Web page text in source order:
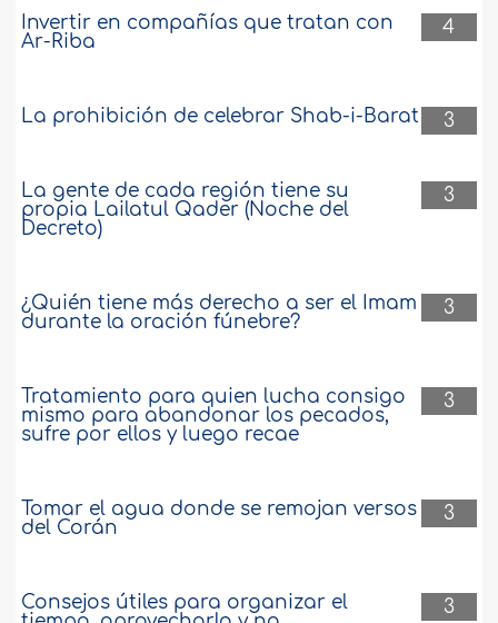
4
Invertir en compañías que tratan con
Ar-Riba
3
La prohibición de celebrar Shab-i-Barat
3
La gente de cada región tiene su
propia Lailatul Qader (Noche del
Decreto)
3
¿Quién tiene más derecho a ser el Imam
durante la oración fúnebre?
3
Tratamiento para quien lucha consigo
mismo para abandonar los pecados,
sufre por ellos y luego recae
3
Tomar el agua donde se remojan versos
del Corán
3
Consejos útiles para organizar el